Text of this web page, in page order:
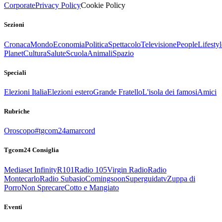
CorporatePrivacy PolicyCookie Policy
Sezioni
CronacaMondoEconomiaPoliticaSpettacoloTelevisionePeople
PlanetCulturaSaluteScuolaAnimaliSpazio
Speciali
Elezioni ItaliaElezioni esteroGrande FratelloL'isola dei famosiAmici
Rubriche
Oroscopo#tgcom24amarcord
Tgcom24 Consiglia
Mediaset InfinityR101Radio 105Virgin RadioRadio
MontecarloRadio SubasioComingsoonSuperguidatvZuppa di
PorroNon SprecareCotto e Mangiato
Eventi